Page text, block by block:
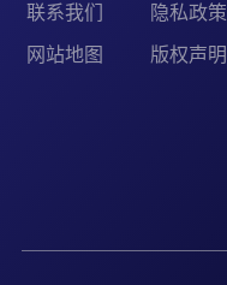
联系我们
网站地图
隐私政策
版权声明